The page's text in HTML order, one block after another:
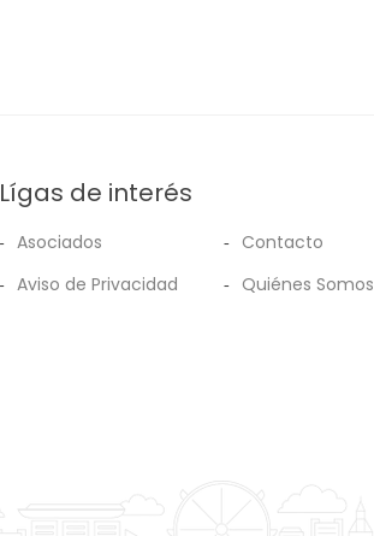
Lígas de interés
Asociados
Aviso de Privacidad
Contacto
Quiénes Somos